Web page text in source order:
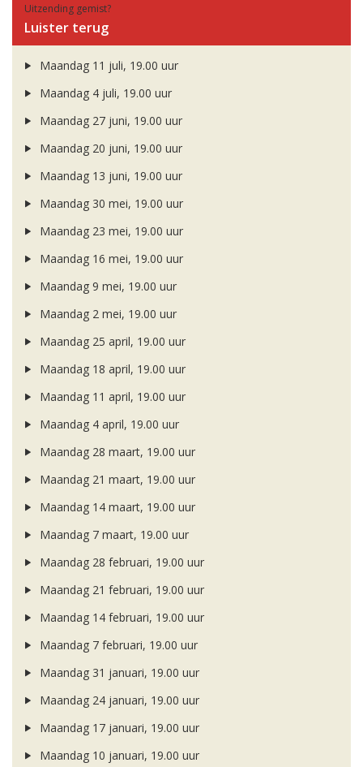
Uitzending gemist?
Luister terug
Maandag 11 juli, 19.00 uur
Maandag 4 juli, 19.00 uur
Maandag 27 juni, 19.00 uur
Maandag 20 juni, 19.00 uur
Maandag 13 juni, 19.00 uur
Maandag 30 mei, 19.00 uur
Maandag 23 mei, 19.00 uur
Maandag 16 mei, 19.00 uur
Maandag 9 mei, 19.00 uur
Maandag 2 mei, 19.00 uur
Maandag 25 april, 19.00 uur
Maandag 18 april, 19.00 uur
Maandag 11 april, 19.00 uur
Maandag 4 april, 19.00 uur
Maandag 28 maart, 19.00 uur
Maandag 21 maart, 19.00 uur
Maandag 14 maart, 19.00 uur
Maandag 7 maart, 19.00 uur
Maandag 28 februari, 19.00 uur
Maandag 21 februari, 19.00 uur
Maandag 14 februari, 19.00 uur
Maandag 7 februari, 19.00 uur
Maandag 31 januari, 19.00 uur
Maandag 24 januari, 19.00 uur
Maandag 17 januari, 19.00 uur
Maandag 10 januari, 19.00 uur